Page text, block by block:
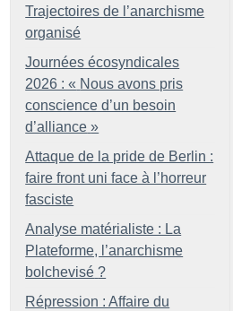
Trajectoires de l’anarchisme
organisé
Journées écosyndicales
2026 : « Nous avons pris
conscience d’un besoin
d’alliance »
Attaque de la pride de Berlin :
faire front uni face à l’horreur
fasciste
Analyse matérialiste : La
Plateforme, l’anarchisme
bolchevisé ?
Répression : Affaire du